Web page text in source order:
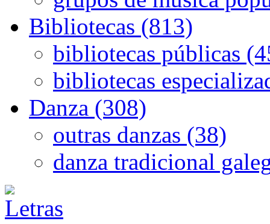
Bibliotecas (813)
bibliotecas públicas
bibliotecas
Danza (308)
outras danzas (38)
danza tradicional